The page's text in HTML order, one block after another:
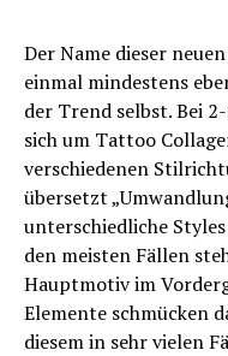
Der Name dieser
einmal mindestens
der Trend selbst. Bei
sich um Tattoo
verschiedenen
übersetzt
unterschiedliche
den meisten Fällen
Hauptmotiv im
Elemente schmücken
diesem in sehr vielen